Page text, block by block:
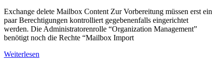
Exchange delete Mailbox Content Zur Vorbereitung müssen erst ein
paar Berechtigungen kontrolliert gegebenenfalls eingerichtet
werden. Die Administratorenrolle “Organization Management”
benötigt noch die Rechte “Mailbox Import
Weiterlesen